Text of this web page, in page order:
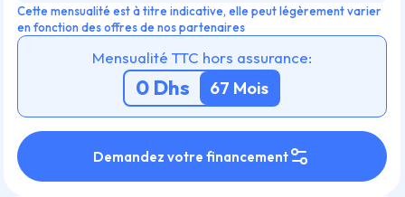
Cette mensualité est à titre indicative, elle peut légèrement varier
en fonction des offres de nos partenaires
Mensualité TTC hors assurance:
0Dhs 67 Mois
Demandez votre financement